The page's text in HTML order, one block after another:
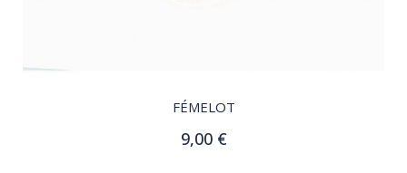
FÉMELOT
9,00 €
Ajouter au panier